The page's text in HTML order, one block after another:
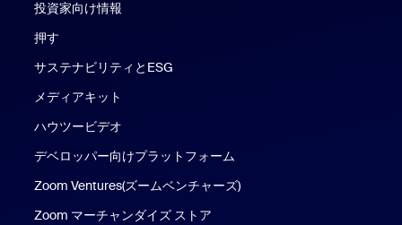
投資家向け情報
押す
サステナビリティとESG
メディアキット
ハウツービデオ
デベロッパー向けプラットフォーム
Zoom Ventures(ズームベンチャーズ)
Zoom マーチャンダイズ ストア